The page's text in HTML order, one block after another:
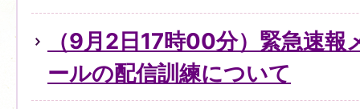
（9月2日17時00分）緊急速
ールの配信訓練について